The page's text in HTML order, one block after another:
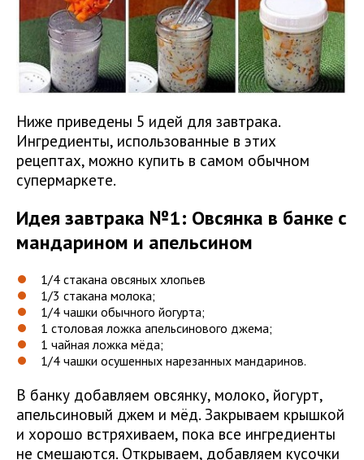
Ниже приведены 5 идей для завтрака.
Ингредиенты, использованные в этих
рецептах, можно купить в самом обычном
супермаркете.
Идея завтрака №1: Овсянка в банке с
мандарином и апельсином
1/4 стакана овсяных хлопьев
1/3 стакана молока;
1/4 чашки обычного йогурта;
1 столовая ложка апельсинового джема;
1 чайная ложка мёда;
1/4 чашки осушенных нарезанных мандаринов.
В банку добавляем овсянку, молоко, йогурт,
апельсиновый джем и мёд. Закрываем крышкой
и хорошо встряхиваем, пока все ингредиенты
не смешаются. Открываем, добавляем кусочки